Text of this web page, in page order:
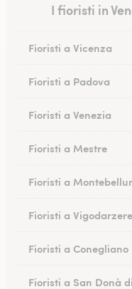
I fioristi in
Fioristi a Vicenza
Fioristi a Padova
Fioristi a Venezia
Fioristi a Mestre
Fioristi a
Fioristi a Vigodarzere
Fioristi a Conegliano
Fioristi a San Donà